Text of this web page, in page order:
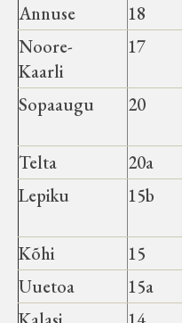
Annuse
18
Noore-
Kaarli
17
Sopaaugu
20
Telta
20a
Lepiku
15b
Kõhi
15
Uuetoa
15a